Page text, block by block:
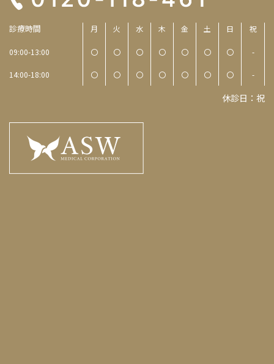
診療時間 月 火 水 木 金 土 日 祝
09:00-13:00 〇 〇 〇 〇 〇 〇 〇 -
14:00-18:00 〇 〇 〇 〇 〇 〇 〇 -
休診日：祝